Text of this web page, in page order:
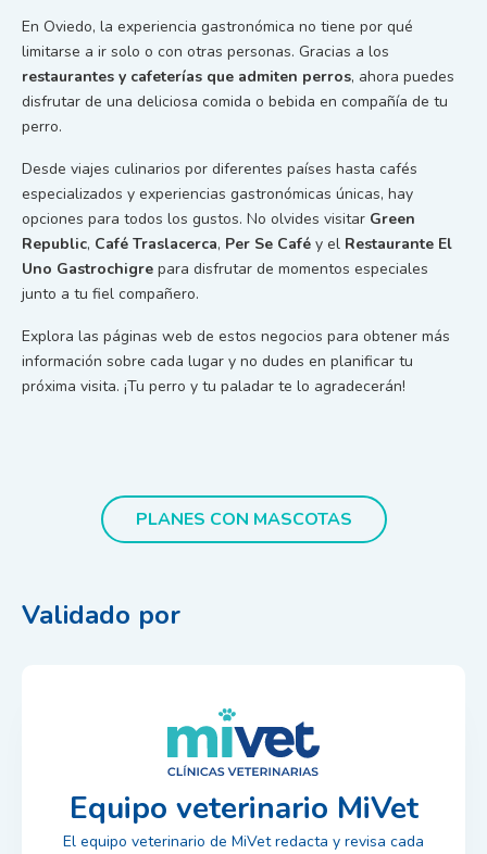
En Oviedo, la experiencia gastronómica no tiene por qué
limitarse a ir solo o con otras personas. Gracias a los
restaurantes y cafeterías que admiten perros, ahora puedes
disfrutar de una deliciosa comida o bebida en compañía de tu
perro.
Desde viajes culinarios por diferentes países hasta cafés
especializados y experiencias gastronómicas únicas, hay
opciones para todos los gustos. No olvides visitar Green
Republic, Café Traslacerca, Per Se Café y el Restaurante El
Uno Gastrochigre para disfrutar de momentos especiales
junto a tu fiel compañero.
Explora las páginas web de estos negocios para obtener más
información sobre cada lugar y no dudes en planificar tu
próxima visita. ¡Tu perro y tu paladar te lo agradecerán!
PLANES CON MASCOTAS
Validado por
Equipo veterinario MiVet
El equipo veterinario de MiVet redacta y revisa cada